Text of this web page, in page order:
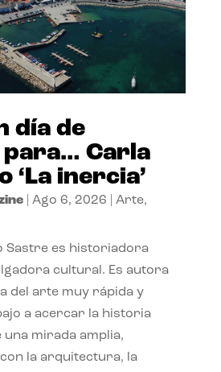
día de
Carla
‘La inercia’
| Ago 6, 2026 Arte,
Sastre es historiadora
cultural. Es autora
del arte muy rápida y
a acercar la historia
una mirada amplia,
la arquitectura, la